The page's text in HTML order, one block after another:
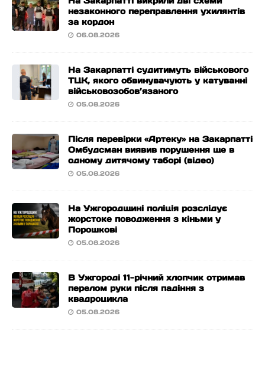
незаконного переправлення ухилянтів
за кордон
06.08.2026
На Закарпатті судитимуть військового
ТЦК, якого обвинувачують у катуванні
військовозобов’язаного
05.08.2026
Після перевірки «Артеку» на Закарпатті
Омбудсман виявив порушення ще в
одному дитячому таборі (відео)
05.08.2026
На Ужгородщині поліція розслідує
жорстоке поводження з кіньми у
Порошкові
05.08.2026
В Ужгороді 11-річний хлопчик отримав
перелом руки після падіння з
квадроцикла
05.08.2026